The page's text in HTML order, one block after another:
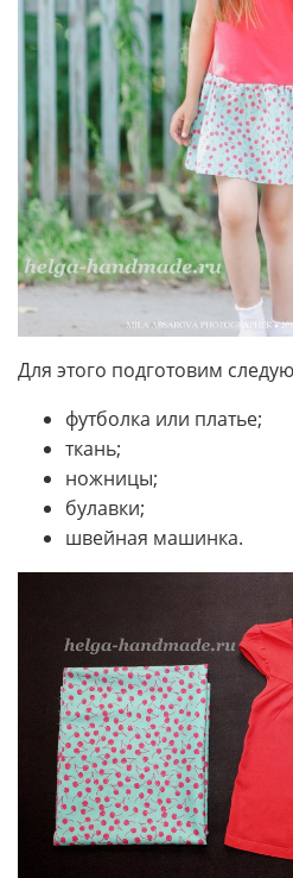
Для этого подготовим
футболка или платье;
ткань;
ножницы;
булавки;
швейная машинка.